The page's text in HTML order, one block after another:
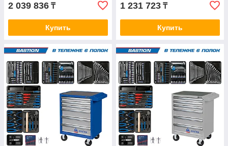
2 039 836 ₸
Купить
1 231 723 ₸
Купить